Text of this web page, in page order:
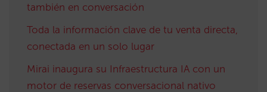
también en conversación
Toda la información clave de tu venta directa,
conectada en un solo lugar
Mirai inaugura su Infraestructura IA con un
motor de reservas conversacional nativo